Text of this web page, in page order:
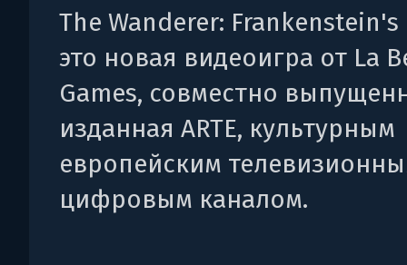
The Wanderer:
это новая видеоигра от La
Games, совместно
изданная ARTE, культурным
европейским
цифровым каналом.